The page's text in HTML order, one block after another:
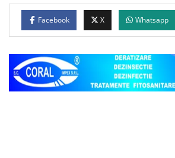
Facebook X Whatsapp